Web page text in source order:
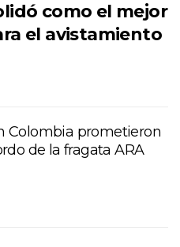
como el mejor
el avistamiento
Colombia prometieron
de la fragata ARA